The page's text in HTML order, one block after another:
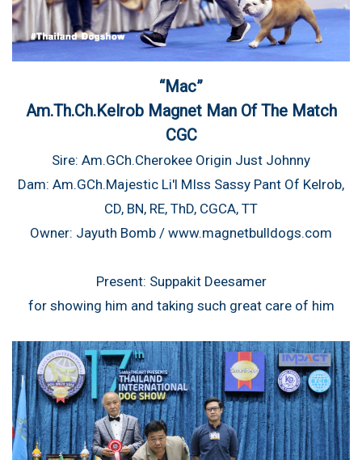
“Mac”
Am.Th.Ch.Kelrob Magnet Man Of The Match
CGC
Sire: Am.GCh.Cherokee Origin Just Johnny
Dam: Am.GCh.Majestic Li'l MIss Sassy Pant Of Kelrob,
CD, BN, RE, ThD, CGCA, TT
Owner: Jayuth Bomb / www.magnetbulldogs.com
Present: Suppakit Deesamer
for showing him and taking such great care of him